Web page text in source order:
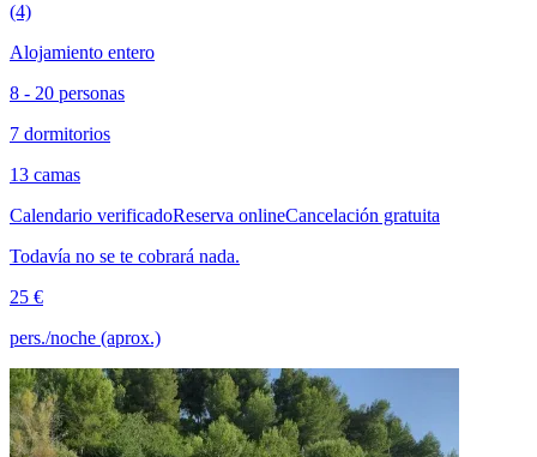
(4)
Alojamiento entero
8 - 20 personas
7 dormitorios
13 camas
Calendario verificadoReserva onlineCancelación gratuita
Todavía no se te cobrará nada.
25 €
pers./noche (aprox.)